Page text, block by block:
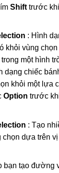
Shifttrước
: Hình
khỏi vùng
một hình
dạng chiếc
khỏi một lựa
Option trước
: Tạo
chọn dựa trên
bạn tạo đường